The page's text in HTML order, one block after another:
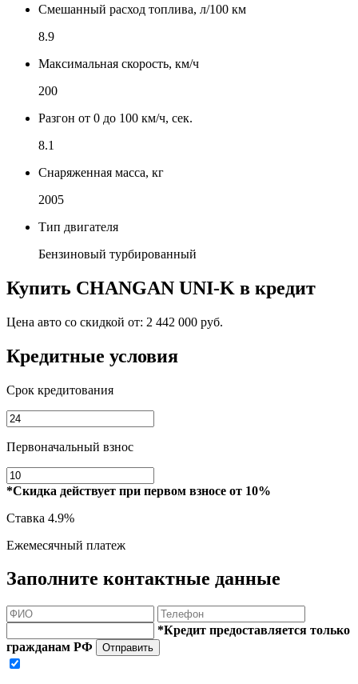
Смешанный расход топлива, л/100 км
8.9
Максимальная скорость, км/ч
200
Разгон от 0 до 100 км/ч, сек.
8.1
Снаряженная масса, кг
2005
Тип двигателя
Бензиновый турбированный
Купить CHANGAN UNI-K в кредит
Цена авто со скидкой от: 2 442 000 руб.
Кредитные условия
Срок кредитования
Первоначальный взнос
*Скидка действует при первом взносе от 10%
Ставка 4.9%
Ежемесячный платеж
Заполните контактные данные
*Кредит предоставляется только
гражданам РФ
Отправить